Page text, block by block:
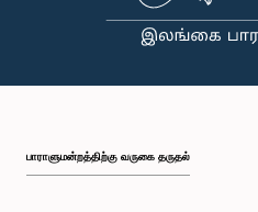
பாராளுமன்றத்திற்கு வருகை தருதல்